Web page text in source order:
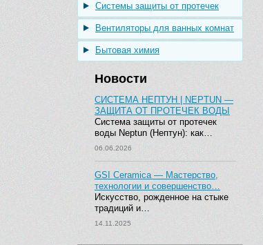
Системы защиты от протечек
Вентиляторы для ванных комнат
Бытовая химия
Новости
СИСТЕМА НЕПТУН | NEPTUN —
ЗАЩИТА ОТ ПРОТЕЧЕК ВОДЫ
Система защиты от протечек
воды Neptun (Нептун): как…
06.06.2026
GSI Ceramica — Мастерство,
технологии и совершенство…
Искусство, рожденное на стыке
традиций и…
14.11.2025